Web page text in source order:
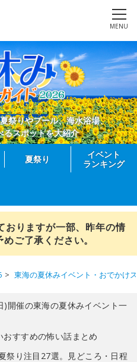
MENU
祭りやプール、海水浴場、
るスポットを大紹介
夏祭り
イベント
ランキング
おりますが一部、昨年の情
ご了承ください。
東海の夏休みイベント・おでかけ
開催の東海の夏休みイベント一
おすすめの怖い話まとめ
祭り注目27選。見どころ・日程